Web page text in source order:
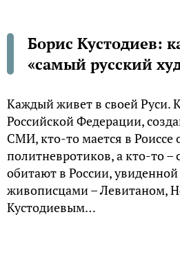
Борис Кустодиев:
«самый русский
Каждый живет в своей Руси.
Российской Федерации,
СМИ, кто-то мается в
политневротиков, а кто-то –
обитают в России,
живописцами – Левитаном,
Кустодиевым…